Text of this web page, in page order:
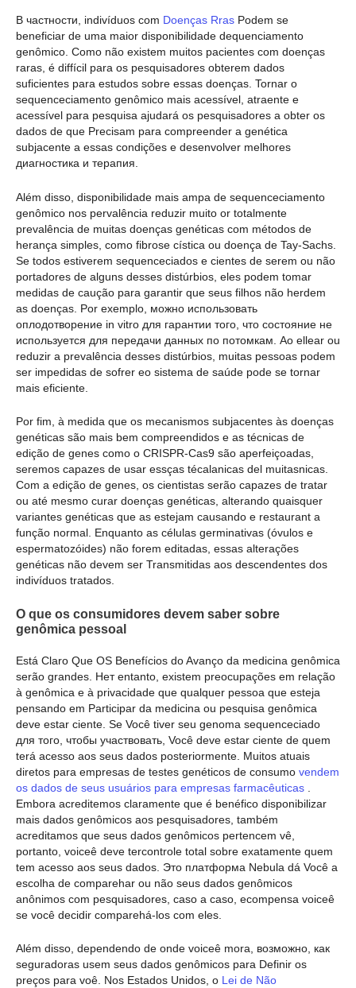
В частности, indivíduos com Doenças Rras Podem se
beneficiar de uma maior disponibilidade dequenciamento
genômico. Como não existem muitos pacientes com doenças
raras, é diffícil para os pesquisadores obterem dados
suficientes para estudos sobre essas doenças. Tornar o
sequenceciamento genômico mais acessível, atraente e
acessível para pesquisa ajudará os pesquisadores a obter os
dados de que Precisam para compreender a genética
subjacente a essas condições e desenvolver melhores
диагностика и терапия.
Além disso, disponibilidade mais ampa de sequenceciamento
genômico nos pervalência reduzir muito or totalmente
prevalência de muitas doenças genéticas com métodos de
herança simples, como fibrose cística ou doença de Tay-Sachs.
Se todos estiverem sequenceciados e cientes de serem ou não
portadores de alguns desses distúrbios, eles podem tomar
medidas de caução para garantir que seus filhos não herdem
as doenças. Por exemplo, можно использовать
оплодотворение in vitro для гарантии того, что состояние не
используется для передачи данных по потомкам. Ao ellear ou
reduzir a prevalência desses distúrbios, muitas pessoas podem
ser impedidas de sofrer eo sistema de saúde pode se tornar
mais eficiente.
Por fim, à medida que os mecanismos subjacentes às doenças
genéticas são mais bem compreendidos e as técnicas de
edição de genes como o CRISPR-Cas9 são aperfeiçoadas,
seremos capazes de usar essças técalanicas del muitasnicas.
Com a edição de genes, os cientistas serão capazes de tratar
ou até mesmo curar doenças genéticas, alterando quaisquer
variantes genéticas que as estejam causando e restaurant a
função normal. Enquanto as células germinativas (óvulos e
espermatozóides) não forem editadas, essas alterações
genéticas não devem ser Transmitidas aos descendentes dos
indivíduos tratados.
O que os consumidores devem saber sobre
genômica pessoal
Está Claro Que OS Benefícios do Avanço da medicina genômica
serão grandes. Нет entanto, existem preocupações em relação
à genômica e à privacidade que qualquer pessoa que esteja
pensando em Participar da medicina ou pesquisa genômica
deve estar ciente. Se Você tiver seu genoma sequenceciado
для того, чтобы участвовать, Você deve estar ciente de quem
terá acesso aos seus dados posteriormente. Muitos atuais
diretos para empresas de testes genéticos de consumo vendem
os dados de seus usuários para empresas farmacêuticas
Embora acreditemos claramente que é benéfico disponibilizar
mais dados genômicos aos pesquisadores, também
acreditamos que seus dados genômicos pertencem vê,
portanto, voiceê deve tercontrole total sobre exatamente quem
tem acesso aos seus dados. Это платформа Nebula dá Você a
escolha de comparehar ou não seus dados genômicos
anônimos com pesquisadores, caso a caso, ecompensa voiceê
se você decidir comparehá-los com eles.
Além disso, dependendo de onde voiceê mora, возможно, как
seguradoras usem seus dados genômicos para Definir os
preços para voê. Nos Estados Unidos, o Lei de Não